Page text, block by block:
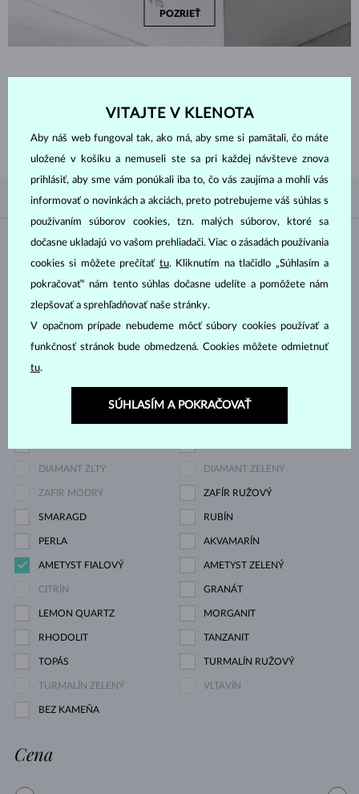
POZRIEŤ
prezrite si tie najobľúbenejšie darčeky, ktorými sú práve náušnice.
PODĽA OBĽÚBENOSTI 4/4 FILTROVANIE
Materiál
BIELE ZLATO ŽLTÉ ZLATO
RUŽOVÉ ZLATO
Drahokam
DIAMANT
DIAMANT ŽLTÝ DIAMANT ZELENÝ
ZAFÍR MODRÝ ZAFÍR RUŽOVÝ
SMARAGD RUBÍN
PERLA AKVAMARÍN
AMETYST FIALOVÝ AMETYST ZELENÝ
CITRÍN GRANÁT
LEMON QUARTZ MORGANIT
RHODOLIT TANZANIT
TOPÁS TURMALÍN RUŽOVÝ
TURMALÍN ZELENÝ VLTAVÍN
BEZ KAMEŇA
Cena
VITAJTE V KLENOTA
Aby náš web fungoval tak, ako má, aby sme si pamätali, čo máte
uložené v košíku a nemuseli ste sa pri každej návšteve znova
prihlásiť, aby sme vám ponúkali iba to, čo vás zaujíma a mohli vás
informovať o novinkách a akciách, preto potrebujeme váš súhlas s
používaním súborov cookies, tzn. malých súborov, ktoré sa
dočasne ukladajú vo vašom prehliadači. Viac o zásadách používania
cookies si môžete prečítať tu. Kliknutím na tlačidlo „Súhlasím a
pokračovať“ nám tento súhlas dočasne udelíte a pomôžete nám
zlepšovať a sprehľadňovať naše stránky.
V opačnom prípade nebudeme môcť súbory cookies používať a
funkčnosť stránok bude obmedzená. Cookies môžete odmietnuť
tu.
SÚHLASÍM A POKRAČOVAŤ